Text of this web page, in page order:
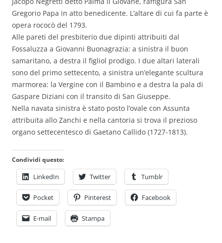
Gregorio Papa in atto benedicente. L’altare di cui fa parte è
opera rococò del 1793.
Alle pareti del presbiterio due dipinti attribuiti dal
Fossaluzza a Giovanni Buonagrazia: a sinistra il buon
samaritano, a destra il figliol prodigo. I due altari laterali
sono del primo settecento, a sinistra un’elegante scultura
marmorea: la Vergine con il Bambino e a destra la pala di
Gaspare Diziani con il transito di San Giuseppe.
Nella navata sinistra è stato posto l’ovale con Assunta
attribuita allo Zanchi e nella cantoria si trova il prezioso
organo settecentesco di Gaetano Callido (1727-1813).
Condividi questo:
LinkedIn Twitter Tumblr
Pocket Pinterest Facebook
E-mail Stampa